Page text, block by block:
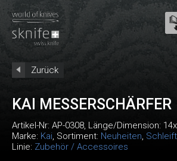
Zurück
KAI MESSERSCHÄRFER
Artikel-Nr: AP-0308, Länge/Dimension:
Marke: Kai, Sortiment: Neuheiten,
Linie: Zubehör / Accessoires